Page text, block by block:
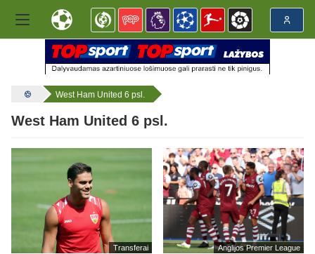
West Ham United 6 psl.
West Ham United 6 psl.
Transferai Anglijos Premier League